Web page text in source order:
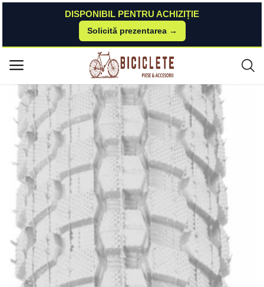
DISPONIBIL PENTRU ACHIZIȚIE
Solicită prezentarea →
Meniu principal
Categorii
Acasă
Listă de dorințe
Contact
Blog
Autentificare
Înregistrare
Anvelope-camere
Anvelopa Kenda 20x1.95 (50-406) K-Rad SRC 30Tpi Alb Kenda